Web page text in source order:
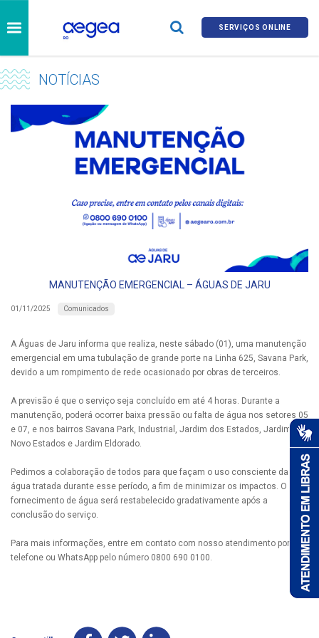
SERVIÇOS ONLINE
NOTÍCIAS
MANUTENÇÃO EMERGENCIAL – ÁGUAS DE JARU
01/11/2025 Comunicados
A Águas de Jaru informa que realiza, neste sábado (01), uma manutenção
emergencial em uma tubulação de grande porte na Linha 625, Savana Park,
devido a um rompimento de rede ocasionado por obras de terceiros.
A previsão é que o serviço seja concluído em até 4 horas. Durante a
manutenção, poderá ocorrer baixa pressão ou falta de água nos setores 05
e 07, e nos bairros Savana Park, Industrial, Jardim dos Estados, Jardim
Novo Estados e Jardim Eldorado.
Pedimos a colaboração de todos para que façam o uso consciente da
água tratada durante esse período, a fim de minimizar os impactos. O
fornecimento de água será restabelecido gradativamente após a
conclusão do serviço.
Para mais informações, entre em contato com nosso atendimento por
telefone ou WhatsApp pelo número 0800 690 0100.